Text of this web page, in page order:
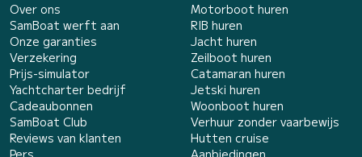
Over ons
SamBoat werft aan
Onze garanties
Verzekering
Prijs-simulator
Yachtcharter bedrijf
Cadeaubonnen
SamBoat Club
Reviews van klanten
Pers
Motorboot huren
RIB huren
Jacht huren
Zeilboot huren
Catamaran huren
Jetski huren
Woonboot huren
Verhuur zonder vaarbewijs
Hutten cruise
Aanbiedingen